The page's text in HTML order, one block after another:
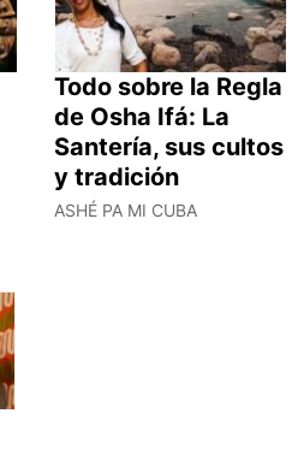
Todo sobre la Regla
de Osha Ifá: La
Santería, sus cultos
y tradición
ASHÉ PA MI CUBA